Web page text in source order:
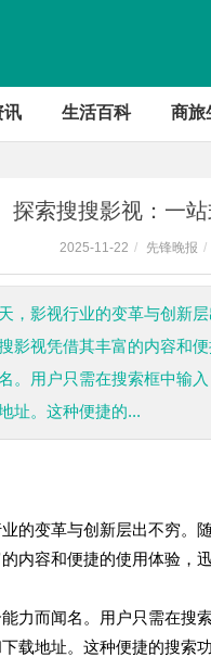
讯 生活百科 商旅
探索搜搜影视：一
2025-11-22 / 先锋晚报 /
，影视行业的变革与创新
影视凭借其丰富的内容和
。用户只需在搜索框中输
址。这种便捷的...
的变革与创新层出不穷。
内容和便捷的使用体验，
力而闻名。用户只需在搜
载地址。这种便捷的搜索